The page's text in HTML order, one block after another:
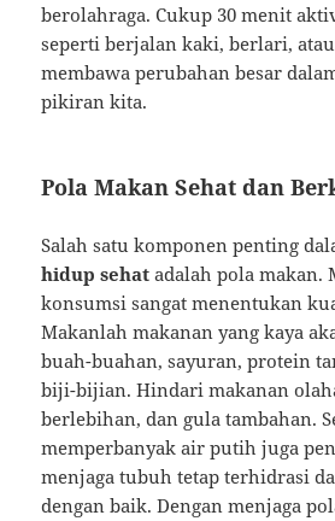
berolahraga. Cukup 30 menit
seperti berjalan kaki, berlari,
membawa perubahan besar
pikiran kita.
Pola Makan Sehat dan
Salah satu komponen penting
hidup sehat adalah pola makan.
konsumsi sangat menentukan
Makanlah makanan yang kaya
buah-buahan, sayuran, protein
biji-bijian. Hindari makanan
berlebihan, dan gula tambahan.
memperbanyak air putih juga
menjaga tubuh tetap terhidrasi
dengan baik. Dengan menjaga